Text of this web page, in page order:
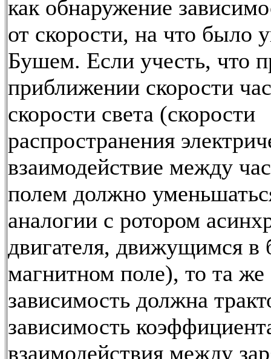
как обнаружение
от скорости, на что было
Бушем. Если учесть, что
приближении скорости
скорости света (скорости
распространения
взаимодействие между
полем должно
аналогии с ротором
двигателя, движущимся в
магнитном поле), то та же
зависимость должна
зависимость
взаимодействия между